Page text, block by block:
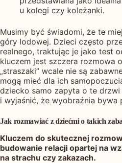
u kolegi czy koleżanki.
Musimy być świadomi, że te
góry lodowej. Dzieci często
realnego, traktując je jako test
kluczem jest szczera rozmowa
„straszaki” wcale nie są
mogą mieć dla ich
dziecko samo zapyta o te
i wyjaśnić, że wyobraźnia bywa
Jak rozmawiać z dziećmi o takich
Kluczem do skutecznej
budowanie relacji opartej na
na strachu czy zakazach.